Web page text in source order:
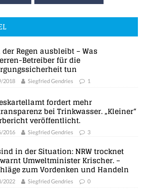
Regen ausbleibt – Was
Betreiber für die
tun
2018 Siegfried Gendries 1
fordert mehr
bei Trinkwasser. „Kleiner“
veröffentlicht.
2016 Siegfried Gendries 3
in der Situation: NRW trocknet
Umweltminister Krischer. –
zum Vordenken und Handeln
2022 Siegfried Gendries 0